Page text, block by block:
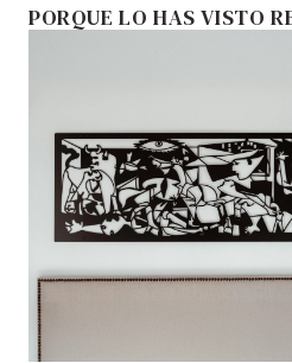
PORQUE LO HAS VISTO